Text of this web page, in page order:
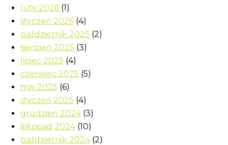
luty 2026 (1)
styczeń 2026 (4)
październik 2025 (2)
sierpień 2025 (3)
lipiec 2025 (4)
czerwiec 2025 (5)
maj 2025 (6)
styczeń 2025 (4)
grudzień 2024(3)
listopad 2024(10)
październik 2024(2)